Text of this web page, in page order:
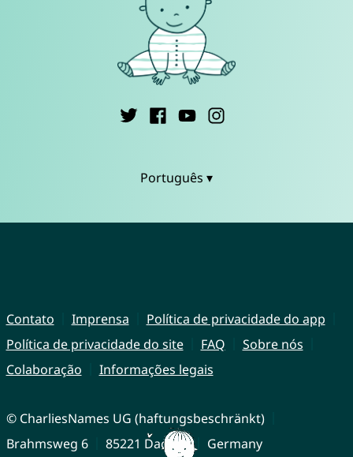
Português ▾
Contato Imprensa
Política de privacidade do app
Política de privacidade do site
FAQ
Sobre nós
Colaboração
Informações legais
© CharliesNames UG (haftungsbeschränkt)
Brahmsweg 6
85221 Dachau Germany